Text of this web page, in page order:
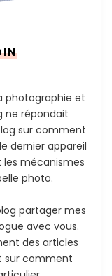
photographie et
ne répondait
sur comment
dernier appareil
mécanismes
photo.
partager mes
avec vous.
des articles
sur comment